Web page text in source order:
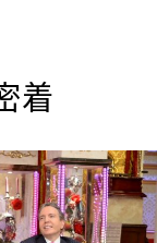
着